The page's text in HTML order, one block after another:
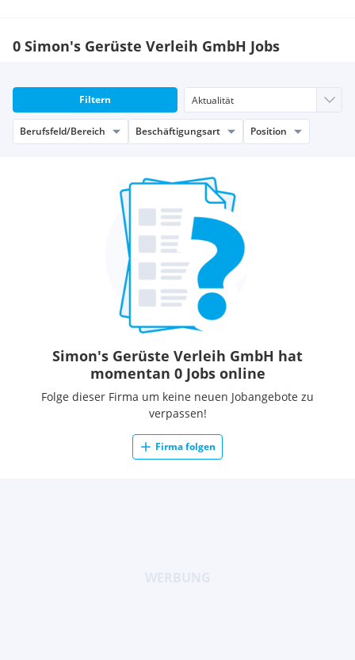
0 Simon's Gerüste Verleih GmbH Jobs
Filtern
Berufsfeld/Bereich Beschäftigungsart Position
Simon's Gerüste Verleih GmbH hat
momentan 0 Jobs online
Folge dieser Firma um keine neuen Jobangebote zu
verpassen!
Firma folgen